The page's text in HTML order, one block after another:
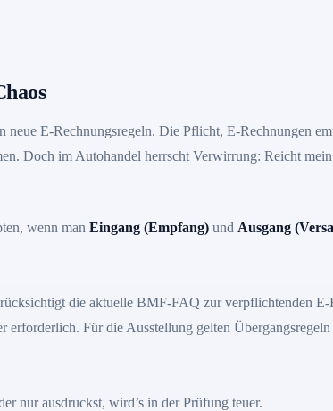
E-Rechnungsregeln. Die Pflicht, E-Rechnungen
Doch im Autohandel herrscht Verwirrung: Reicht
wenn man Eingang (Empfang) und Ausgang
die aktuelle BMF-FAQ zur verpflichtenden E-
Für die Ausstellung gelten
nur ausdruckst, wird’s in der Prüfung teuer.